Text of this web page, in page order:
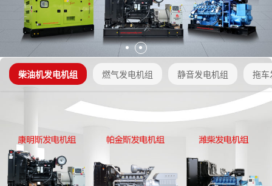
柴油机发电机组 燃气发电机组 静音发电机组 拖车